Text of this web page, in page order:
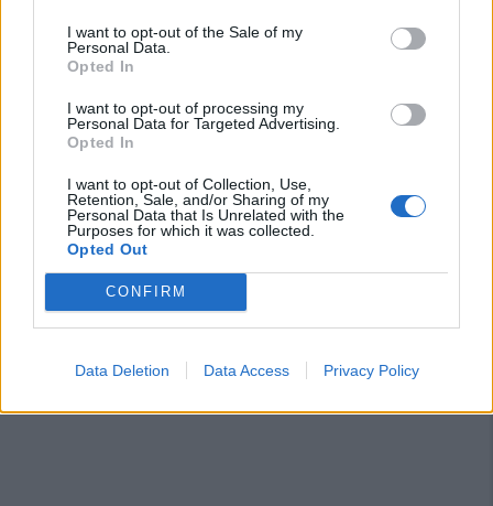
I want to opt-out of the Sale of my
Personal Data.
Opted In
I want to opt-out of processing my
Personal Data for Targeted Advertising.
Opted In
I want to opt-out of Collection, Use,
Retention, Sale, and/or Sharing of my
Personal Data that Is Unrelated with the
Purposes for which it was collected.
Opted Out
CONFIRM
Data Deletion Data Access Privacy Policy